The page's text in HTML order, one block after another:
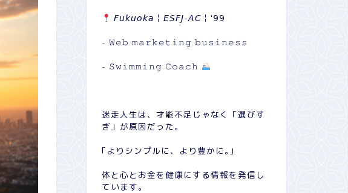
𝘍𝘶𝘬𝘶𝘰𝘬𝘢￤𝘌𝘚𝘍𝘑-𝘈𝘊￤'𝟫𝟫
- 𝚆𝚎𝚋 𝚖𝚊𝚛𝚔𝚎𝚝𝚒𝚗𝚐 𝚋𝚞𝚜𝚒𝚗𝚎𝚜𝚜
- 𝚂𝚠𝚒𝚖𝚖𝚒𝚗𝚐 𝙲𝚘𝚊𝚌𝚑
迷走人生は、才能不足じゃなく「選びす
ぎ」が原因だった。
｢よりシンプルに、より豊かに｡｣
体と心とお金を健康にする情報を発信し
ています。